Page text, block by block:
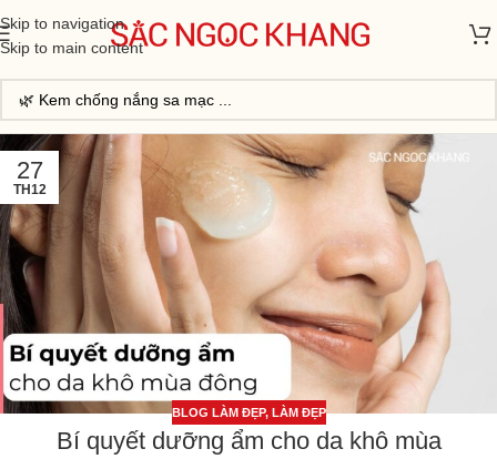
Skip to navigation
Skip to main content
27
TH12
BLOG LÀM ĐẸP, LÀM ĐẸP
Bí quyết dưỡng ẩm cho da khô mùa